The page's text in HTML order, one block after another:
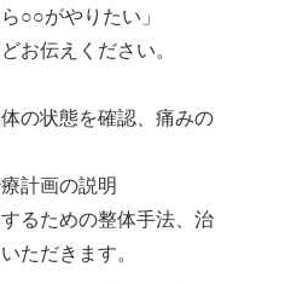
○○がやりたい」
お伝えください。
の状態を確認、痛みの
計画の説明
るための整体手法、治
ただきます。